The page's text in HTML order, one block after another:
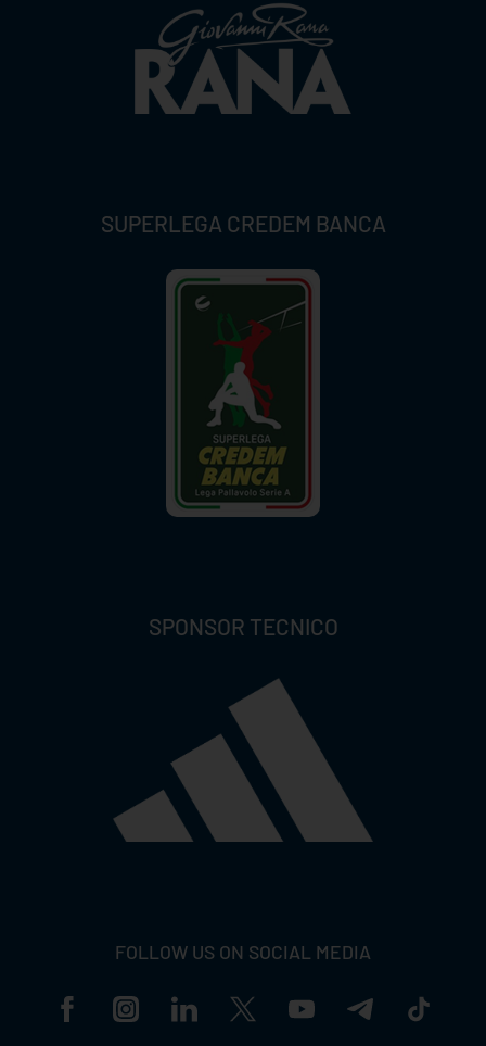
SUPERLEGA CREDEM BANCA
SPONSOR TECNICO
FOLLOW US ON SOCIAL MEDIA